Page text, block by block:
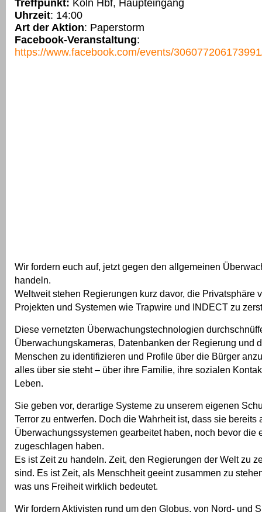
Treffpunkt: Köln Hbf, Haupteingang
Uhrzeit: 14:00
Art der Aktion: Paperstorm
Facebook-Veranstaltung:
https://www.facebook.com/events/
Wir fordern euch auf, jetzt gegen den allgemeinen
handeln.
Weltweit stehen Regierungen kurz davor, die Privatsphäre
Projekten und Systemen wie Trapwire und INDECT zu
Diese vernetzten Überwachungstechnologien
Überwachungskameras, Datenbanken der Regierung und
Menschen zu identifizieren und Profile über die Bürger
alles über sie steht – über ihre Familie, ihre sozialen
Leben.
Sie geben vor, derartige Systeme zu unserem eigenen
Terror zu entwerfen. Doch die Wahrheit ist, dass sie bereits
Überwachungssystemen gearbeitet haben, noch bevor die
zugeschlagen haben.
Es ist Zeit zu handeln. Zeit, den Regierungen der Welt zu
sind. Es ist Zeit, als Menschheit geeint zusammen zu
was uns Freiheit wirklich bedeutet.
Wir fordern Aktivisten rund um den Globus, von Nord- und